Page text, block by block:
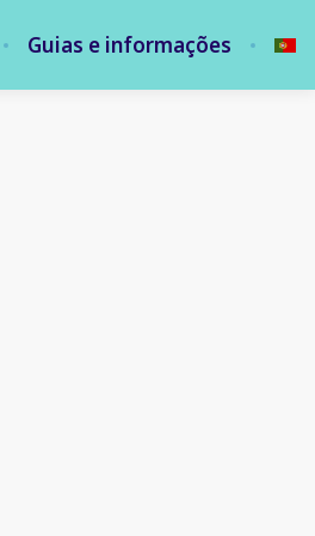
Guias e informações